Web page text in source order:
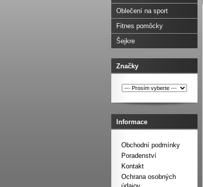
Oblečení na sport
Fitnes pomôcky
Šejkre
Značky
Informace
Obchodní podmínky
Poradenství
Kontakt
Ochrana osobných